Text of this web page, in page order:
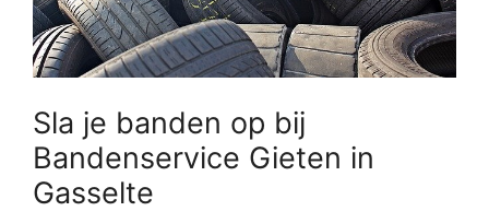
Sla je banden op bij
Bandenservice Gieten in
Gasselte